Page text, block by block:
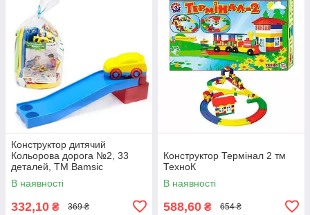
Конструктор дитячий
Кольорова дорога №2, 33
деталей, ТМ Bamsic
В наявності
332,10 ₴ 369 ₴
Конструктор Термінал 2 тм
ТехноК
В наявності
588,60 ₴ 654 ₴